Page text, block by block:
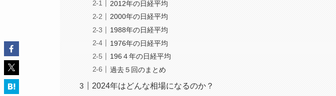
2012年の日経平均
2000年の日経平均
1988年の日経平均
1976年の日経平均
196４年の日経平均
過去５回のまとめ
2024年はどんな相場になるのか？